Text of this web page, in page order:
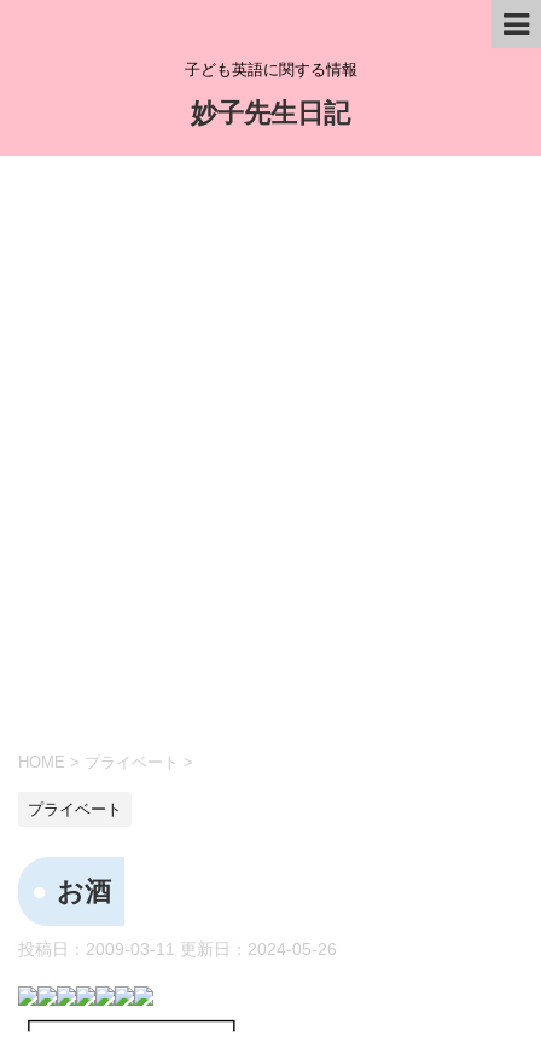
子ども英語に関する情報
妙子先生日記
HOME > プライベート >
プライベート
お酒
投稿日：2009-03-11 更新日： 2024-05-26
┏━━━━━━━━━┓